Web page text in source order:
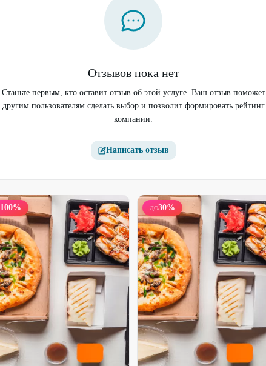
Отзывов пока нет
Станьте первым, кто оставит отзыв об этой услуге. Ваш отзыв поможет
другим пользователям сделать выбор и позволит формировать рейтинг
компании.
Написать отзыв
100% ДО30%